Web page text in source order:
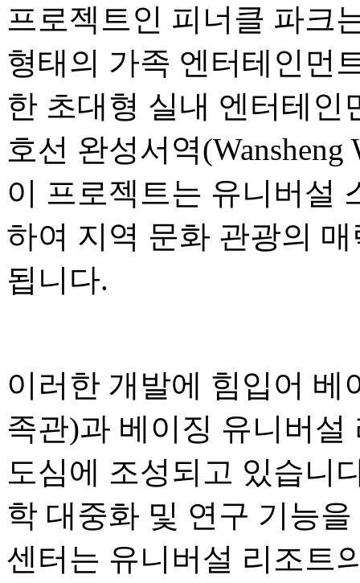
프로젝트인 피너클 파크
형태의 가족 엔터테인먼
한 초대형 실내 엔터테인
호선 완성서역
이 프로젝트는 유니버설
하여 지역 문화 관광의
됩니다.
이러한 개발에 힘입어 베
족관)과 베이징 유니버
도심에 조성되고 있습니
학 대중화 및 연구 기능
센터는 유니버설 리조트